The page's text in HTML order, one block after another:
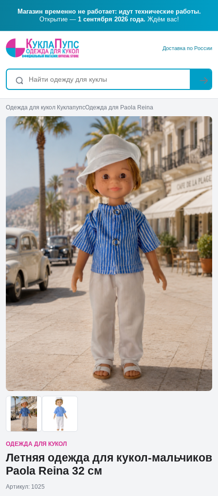
Магазин временно не работает: идут технические работы.
Открытие — 1 сентября 2026 года. Ждём вас!
Доставка по России
Одежда для кукол КуклапупсОдежда для Paola Reina
ОДЕЖДА ДЛЯ КУКОЛ
Летняя одежда для кукол-мальчиков
Paola Reina 32 см
Артикул: 1025